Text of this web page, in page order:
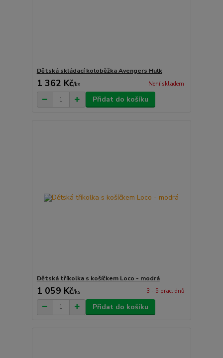
Dětská skládací koloběžka Avengers Hulk
1 362 Kč/ks Není skladem
Přidat do košíku
Dětská tříkolka s košíčkem Loco - modrá
1 059 Kč/ks 3 - 5 prac. dnů
Přidat do košíku